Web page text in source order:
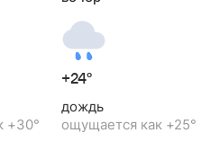
+30°
+24°
дождь
ощущается как +25°